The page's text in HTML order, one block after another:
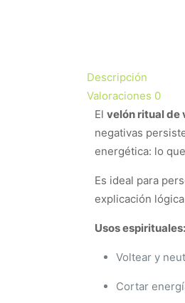
Descripción
Valoraciones 0
El velón ritual de
negativas
energética: lo
Es ideal para
explicación
Usos espirituales:
Voltear y
Cortar